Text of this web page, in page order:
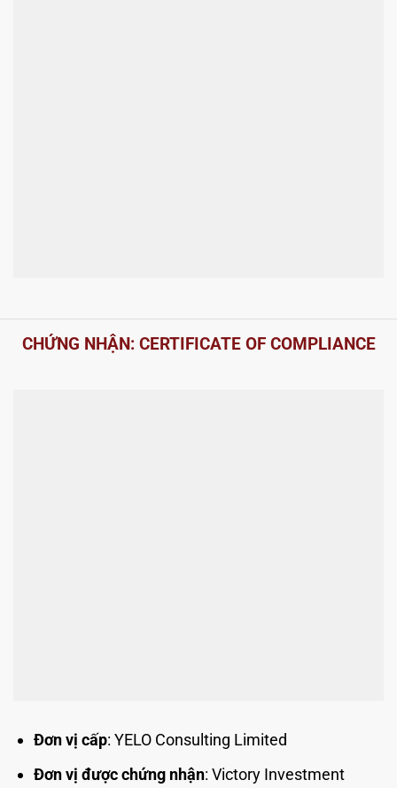
CHỨNG NHẬN: CERTIFICATE OF COMPLIANCE
Đơn vị cấp: YELO Consulting Limited
Đơn vị được chứng nhận: Victory Investment